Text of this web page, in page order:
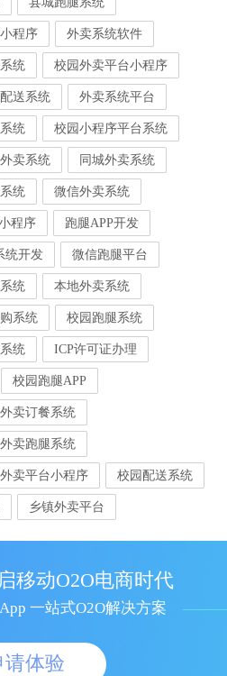
程序 外卖系统软件
统 校园外卖平台小程序
送系统 外卖系统平台
统 校园小程序平台系统
卖系统 同城外卖系统
统 微信外卖系统
程序 跑腿APP开发
统开发 微信跑腿平台
统 本地外卖系统
系统 校园跑腿系统
统 ICP许可证办理
校园跑腿APP
卖订餐系统
卖跑腿系统
卖平台小程序 校园配送系统
乡镇外卖平台
移动O2O电商时代
一站式O2O解决方案
请体验